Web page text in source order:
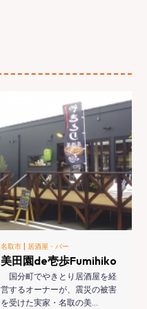
名取市 | 居酒屋・バー
美田園de壱歩Fumihiko
国分町でやきとり居酒屋を経
営するオーナーが、震災の被害
を受けた実家・名取の美…